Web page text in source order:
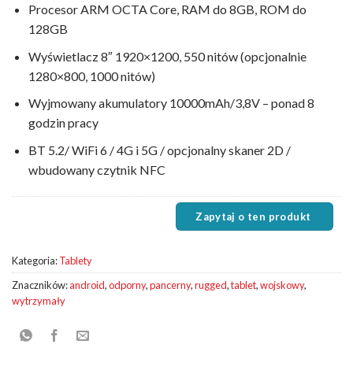
Procesor ARM OCTA Core, RAM do 8GB, ROM do
128GB
Wyświetlacz 8″ 1920×1200, 550 nitów (opcjonalnie
1280×800, 1000 nitów)
Wyjmowany akumulatory 10000mAh/3,8V – ponad 8
godzin pracy
BT 5.2/ WiFi 6 / 4G i 5G / opcjonalny skaner 2D /
wbudowany czytnik NFC
Kategoria:Tablety
Znaczników:android,odporny,pancerny,rugged,tablet,wojskowy,
wytrzymały